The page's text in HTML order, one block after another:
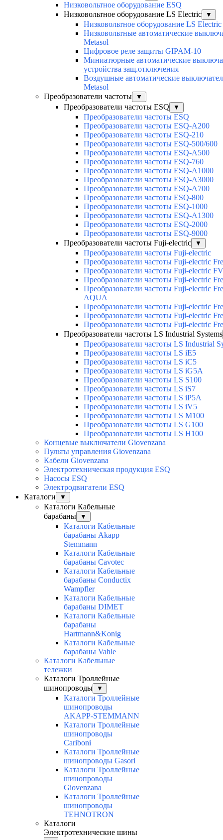
Низковольтное оборудование ESQ
Низковольтное оборудование LS Electric
▼
Низковольтное оборудование LS Electric
Низковольтные автоматические
Metasol
Цифровое реле защиты GIPAM-10
Миниатюрные автоматические
устройства защ.отключения
Воздушные автоматические
Metasol
Преобразователи частоты
▼
Преобразователи частоты ESQ ▼
Преобразователи частоты ESQ
Преобразователи частоты ESQ-A200
Преобразователи частоты ESQ-210
Преобразователи частоты ESQ-500/600
Преобразователи частоты ESQ-A500
Преобразователи частоты ESQ-760
Преобразователи частоты ESQ-A1000
Преобразователи частоты ESQ-A3000
Преобразователи частоты ESQ-A700
Преобразователи частоты ESQ-800
Преобразователи частоты ESQ-1000
Преобразователи частоты ESQ-A1300
Преобразователи частоты ESQ-2000
Преобразователи частоты ESQ-9000
Преобразователи частоты Fuji-electric
▼
Преобразователи частоты Fuji-electric
Преобразователи частоты Fuji-electric
Преобразователи частоты Fuji-electric
Преобразователи частоты Fuji-electric
Преобразователи частоты Fuji-electric
AQUA
Преобразователи частоты Fuji-electric
Преобразователи частоты Fuji-electric
Преобразователи частоты Fuji-electric
Преобразователи частоты LS Industrial Systems
Преобразователи частоты LS Industrial
Преобразователи частоты LS iE5
Преобразователи частоты LS iC5
Преобразователи частоты LS iG5A
Преобразователи частоты LS S100
Преобразователи частоты LS iS7
Преобразователи частоты LS iP5A
Преобразователи частоты LS iV5
Преобразователи частоты LS M100
Преобразователи частоты LS G100
Преобразователи частоты LS H100
Концевые выключатели Giovenzana
Пульты управления Giovenzana
Кабели Giovenzana
Электротехническая продукция ESQ
Насосы ESQ
Электродвигатели ESQ
Каталоги
▼
Каталоги Кабельные
барабаны
▼
Каталоги Кабельные
барабаны Akapp
Stemmann
Каталоги Кабельные
барабаны Cavotec
Каталоги Кабельные
барабаны Conductix
Wampfler
Каталоги Кабельные
барабаны DIMET
Каталоги Кабельные
барабаны
Hartmann&Konig
Каталоги Кабельные
барабаны Vahle
Каталоги Кабельные
тележки
Каталоги Троллейные
шинопроводы
▼
Каталоги Троллейные
шинопроводы
AKAPP-STEMMANN
Каталоги Троллейные
шинопроводы
Cariboni
Каталоги Троллейные
шинопроводы Gasori
Каталоги Троллейные
шинопроводы
Giovenzana
Каталоги Троллейные
шинопроводы
TEHNOTRON
Каталоги
Электротехнические шины